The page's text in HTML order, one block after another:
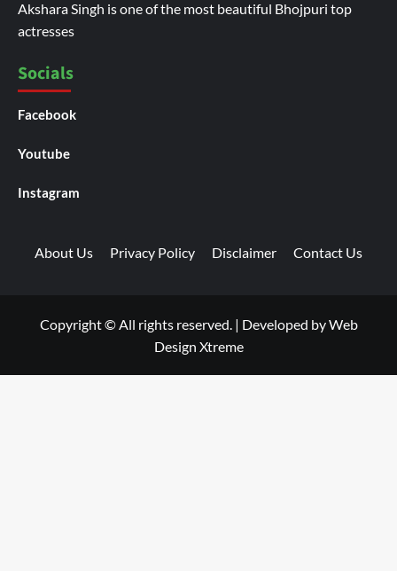
Akshara Singh is one of the most beautiful Bhojpuri top
actresses
Socials
Facebook
Youtube
Instagram
About Us Privacy Policy Disclaimer Contact Us
Copyright © All rights reserved. | Developed byWeb
Design Xtreme